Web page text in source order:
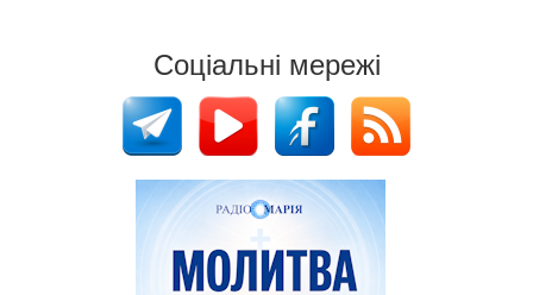
Соціальні мережі